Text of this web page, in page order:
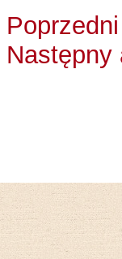
Następny